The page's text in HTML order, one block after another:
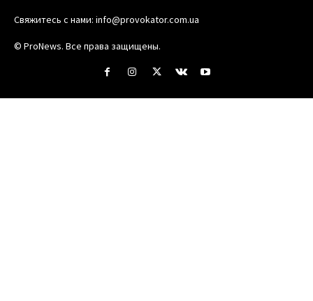
Свяжитесь с нами: info@provokator.com.ua
© ProNews. Все права защищены.